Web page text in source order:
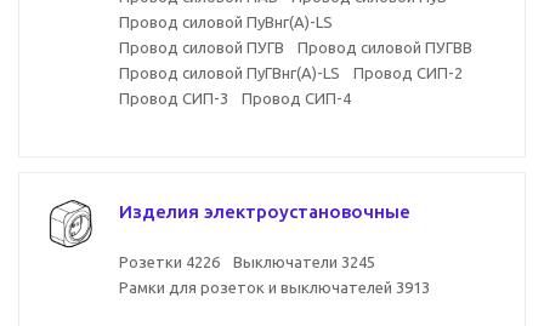
Провод силовой ПуВнг(А)-LS
Провод силовой ПУГВ
Провод силовой ПУГВВ
Провод силовой ПуГВнг(А)-LS
Провод СИП-2
Провод СИП-3
Провод СИП-4
Изделия электроустановочные
Розетки 4226 Выключатели 3245
Рамки для розеток и выключателей 3913